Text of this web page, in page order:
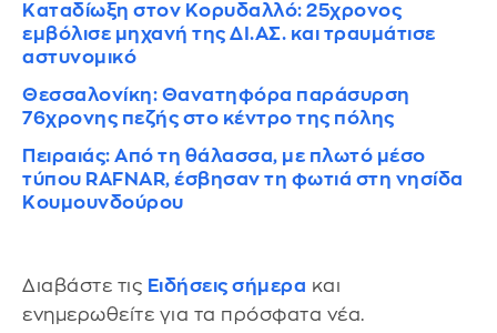
Καταδίωξη στον Κορυδαλλό: 25χρονος
εμβόλισε μηχανή της ΔΙ.ΑΣ. και τραυμάτισε
αστυνομικό
Θεσσαλονίκη: Θανατηφόρα παράσυρση
76χρονης πεζής στο κέντρο της πόλης
Πειραιάς: Από τη θάλασσα, με πλωτό μέσο
τύπου RAFNAR, έσβησαν τη φωτιά στη νησίδα
Κουμουνδούρου
Διαβάστε τις Ειδήσεις σήμερα και
ενημερωθείτε για τα πρόσφατα νέα.